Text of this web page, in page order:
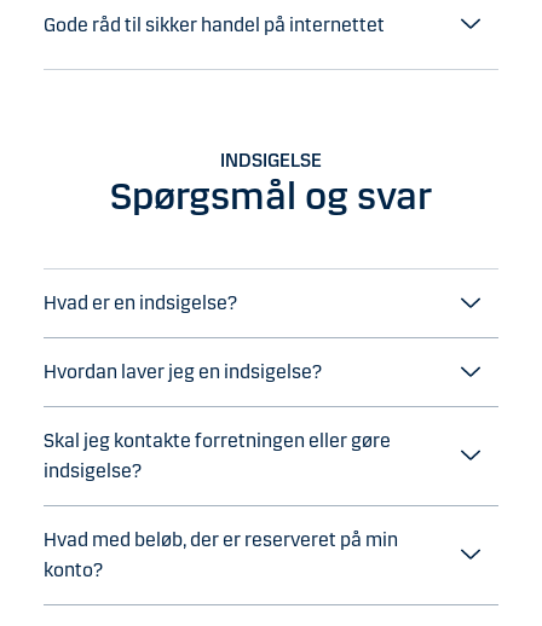
Gode råd til sikker handel på internettet
INDSIGELSE
Spørgsmål og svar
Hvad er en indsigelse?
Hvordan laver jeg en indsigelse?
Skal jeg kontakte forretningen eller gøre
indsigelse?
Hvad med beløb, der er reserveret på min
konto?